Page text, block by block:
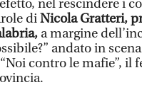
nel rescindere i
diNicola Gratteri,
a margine
andato in
contro le mafie”, il